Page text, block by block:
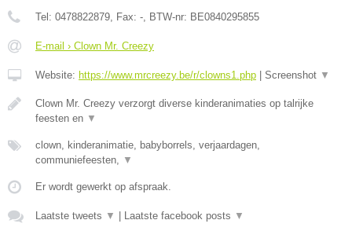
Tel: 0478822879, Fax: -, BTW-nr: BE0840295855
E-mail › Clown Mr. Creezy
Website: https://www.mrcreezy.be/r/clowns1.php Screenshot ▼
Clown Mr. Creezy verzorgt diverse kinderanimaties op talrijke
feesten en ▼
clown, kinderanimatie, babyborrels, verjaardagen,
communiefeesten, ▼
Er wordt gewerkt op afspraak.
Laatste tweets ▼ Laatste facebook posts ▼